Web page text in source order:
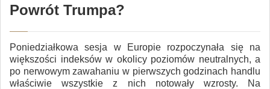
Powrót Trumpa?
Poniedziałkowa sesja w Europie rozpoczynała się na
większości indeksów w okolicy poziomów neutralnych, a
po nerwowym zawahaniu w pierwszych godzinach handlu
właściwie wszystkie z nich notowały wzrosty. Na